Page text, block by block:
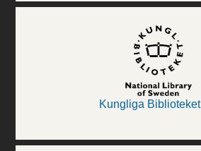
Kungliga Biblioteket